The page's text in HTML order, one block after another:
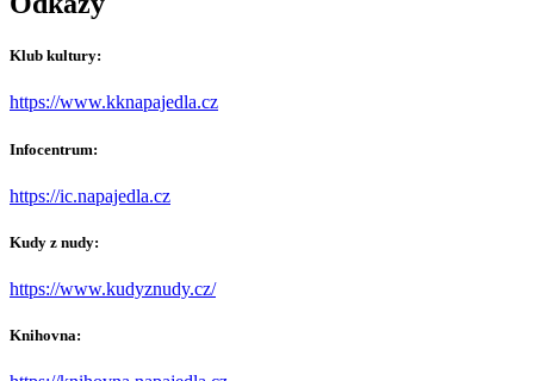
Klub kultury:
https://www.kknapajedla.cz
Infocentrum:
https://ic.napajedla.cz
Kudy z nudy:
https://www.kudyznudy.cz/
Knihovna: